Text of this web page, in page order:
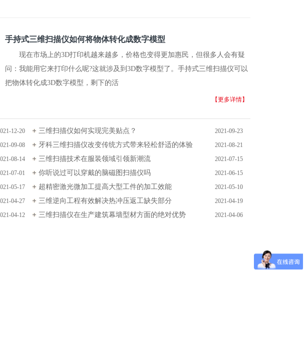
手持式三维扫描仪如何将物体转化成数字模型
现在市场上的3D打印机越来越多，价格也变得更加惠民，但很多人会有疑
问：我能用它来打印什么呢?这就涉及到3D数字模型了。手持式三维扫描仪可以
把物体转化成3D数字模型，剩下的活
【更多详情】
12-20 2021-09-23
三维扫描仪如何实现完美贴点？
09-08 2021-08-21
牙科三维扫描仪改变传统方式带来轻松舒适的体验
08-14 2021-07-15
三维扫描技术在服装领域引领新潮流
07-01 2021-06-15
你听说过可以穿戴的脑磁图扫描仪吗
05-17 2021-05-10
超精密激光微加工提高大型工件的加工效能
04-27 2021-04-19
三维逆向工程有效解决热冲压返工缺失部分
04-12 2021-04-06
三维扫描仪在生产建筑幕墙型材方面的绝对优势